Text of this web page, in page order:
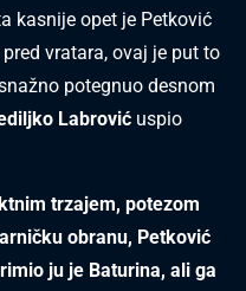
kasnije opet je Petković
vratara, ovaj je put to
potegnuo desnom
Labrović uspio
trzajem, potezom
obranu, Petković
ju je Baturina, ali ga